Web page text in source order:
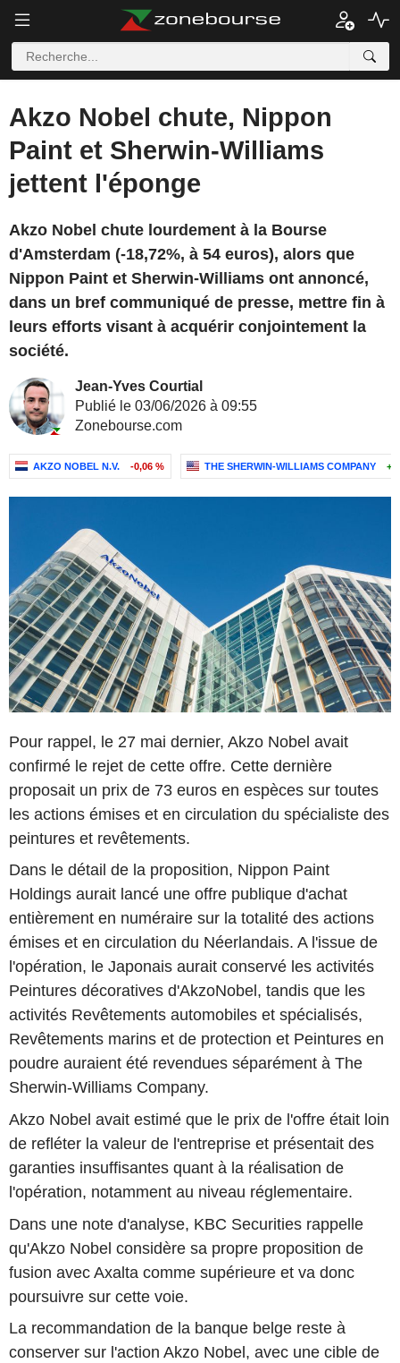
Akzo Nobel chute, Nippon
Paint et Sherwin-Williams
jettent l'éponge
Akzo Nobel chute lourdement à la Bourse
d'Amsterdam (-18,72%, à 54 euros), alors que
Nippon Paint et Sherwin-Williams ont annoncé,
dans un bref communiqué de presse, mettre fin à
leurs efforts visant à acquérir conjointement la
société.
Jean-Yves Courtial
Publié le 03/06/2026 à 09:55
Zonebourse.com
AKZO NOBEL N.V. -0,06 % THE SHERWIN-WILLIAMS COMPANY
Pour rappel, le 27 mai dernier, Akzo Nobel avait
confirmé le rejet de cette offre. Cette dernière
proposait un prix de 73 euros en espèces sur toutes
les actions émises et en circulation du spécialiste des
peintures et revêtements.
Dans le détail de la proposition, Nippon Paint
Holdings aurait lancé une offre publique d'achat
entièrement en numéraire sur la totalité des actions
émises et en circulation du Néerlandais. A l'issue de
l'opération, le Japonais aurait conservé les activités
Peintures décoratives d'AkzoNobel, tandis que les
activités Revêtements automobiles et spécialisés,
Revêtements marins et de protection et Peintures en
poudre auraient été revendues séparément à The
Sherwin-Williams Company.
Akzo Nobel avait estimé que le prix de l'offre était loin
de refléter la valeur de l'entreprise et présentait des
garanties insuffisantes quant à la réalisation de
l'opération, notamment au niveau réglementaire.
Dans une note d'analyse, KBC Securities rappelle
qu'Akzo Nobel considère sa propre proposition de
fusion avec Axalta comme supérieure et va donc
poursuivre sur cette voie.
La recommandation de la banque belge reste à
conserver sur l'action Akzo Nobel, avec une cible de